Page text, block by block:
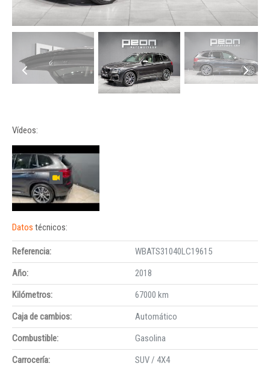
Vídeos:
Datos técnicos:
Referencia:
WBATS31040LC19615
Año:
2018
Kilómetros:
67000 km
Caja de cambios:
Automático
Combustible:
Gasolina
Carrocería:
SUV / 4X4